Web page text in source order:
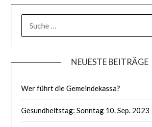
NACH:
NEUESTE BEITRÄGE
Wer führt die Gemeindekassa?
Gesundheitstag: Sonntag 10. Sep. 2023